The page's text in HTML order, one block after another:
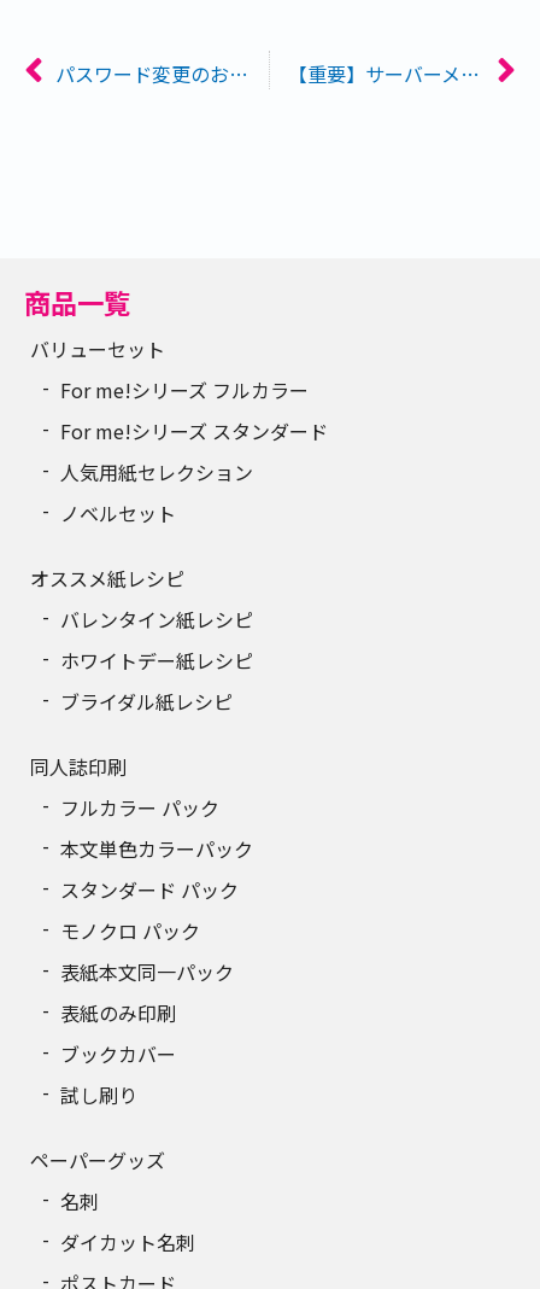
パスワード変更のお願い 【重要】サーバーメンテナンスのお知らせ
商品一覧
バリューセット
For me!シリーズ フルカラー
For me!シリーズ スタンダード
人気用紙セレクション
ノベルセット
オススメ紙レシピ
バレンタイン紙レシピ
ホワイトデー紙レシピ
ブライダル紙レシピ
同人誌印刷
フルカラー パック
本文単色カラーパック
スタンダード パック
モノクロ パック
表紙本文同一パック
表紙のみ印刷
ブックカバー
試し刷り
ペーパーグッズ
名刺
ダイカット名刺